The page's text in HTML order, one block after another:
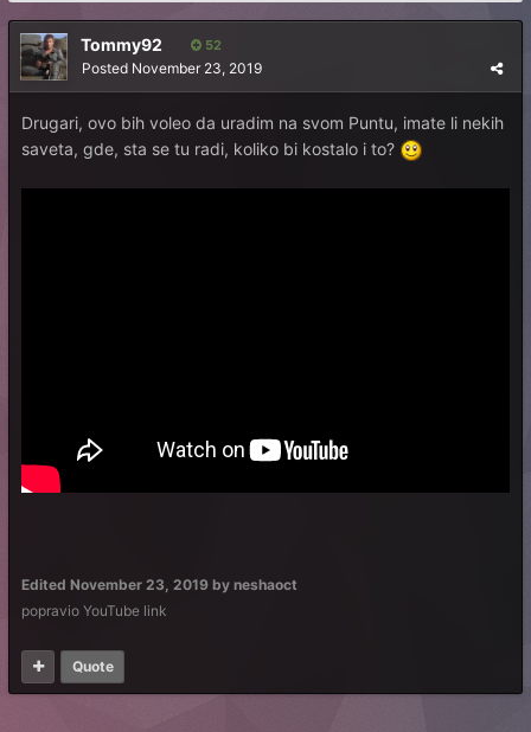
Tommy92 52
Posted November 23, 2019
Drugari, ovo bih voleo da uradim na svom Puntu, imate li nekih
saveta, gde, sta se tu radi, koliko bi kostalo i to?
Edited November 23, 2019 by neshaoct
popravio YouTube link
Quote